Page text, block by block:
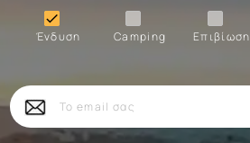
Επιβίωση
Camping
Ένδυση

Ένδυση
Το
email
σας